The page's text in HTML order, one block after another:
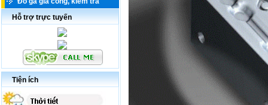
Hỗ trợ trực tuyến
Tiện ích